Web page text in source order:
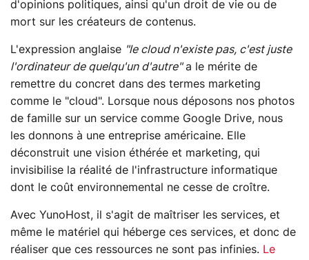
d'opinions politiques, ainsi qu'un droit de vie ou de
mort sur les créateurs de contenus.
L'expression anglaise "le cloud n'existe pas, c'est juste
l'ordinateur de quelqu'un d'autre"a le mérite de
remettre du concret dans des termes marketing
comme le "cloud". Lorsque nous déposons nos photos
de famille sur un service comme Google Drive, nous
les donnons à une entreprise américaine. Elle
déconstruit une vision éthérée et marketing, qui
invisibilise la réalité de l'infrastructure informatique
dont le coût environnemental ne cesse de croître.
Avec YunoHost, il s'agit de maîtriser les services, et
même le matériel qui héberge ces services, et donc de
réaliser que ces ressources ne sont pas infinies. Le